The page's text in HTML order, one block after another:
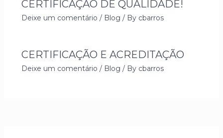
CERTIFICAÇÃO DE QUALIDADE!
Deixe um comentário / Blog / By cbarros
CERTIFICAÇÃO E ACREDITAÇÃO
Deixe um comentário / Blog / By cbarros